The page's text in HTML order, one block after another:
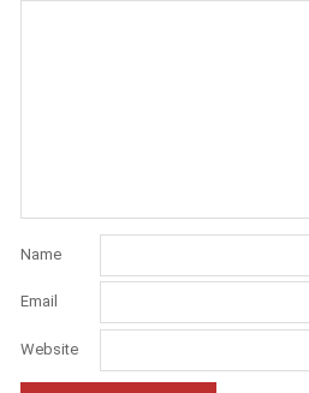
Name
Email
Website